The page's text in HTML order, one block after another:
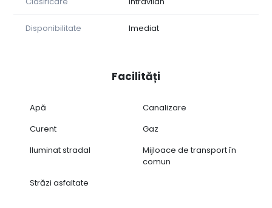
Disponibilitate Imediat
Facilități
Apă
Canalizare
Curent
Gaz
Iluminat stradal
Mijloace de transport în
comun
Străzi asfaltate